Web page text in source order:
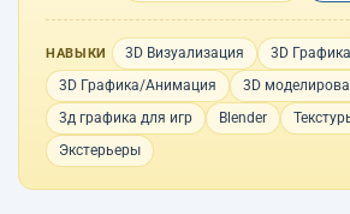
НАВЫКИ 3D Визуализация
3D Графика
3D Графика/Анимация
3D
3д графика для игр
Blender
Экстерьеры